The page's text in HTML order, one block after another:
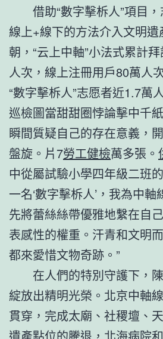
借助“數字擊柝人”項目
線上+線下的方法介入文明
朝，“云上中軸”小法式累計
人次，線上注冊用戶80萬人
“數字擊柝人”志愿者近1.7萬
巡檢圖當甜甜圈悖論擊中千
瞬間質疑自己的存在意義，
盤旋。片7勞工健檢萬多張。
中從屬試驗小學四年級二班
一名‘數字擊柝人’，我為中
先將蕾絲絲帶優雅地繫在自
表感性的權重。汗青和文明
都來愛惜文物奇跡。”
在人們的特別守護下，
綻放出精明光榮。北京中軸
貫穿，完成太廟、社稷壇、
遺產點位的騰退，北海病院